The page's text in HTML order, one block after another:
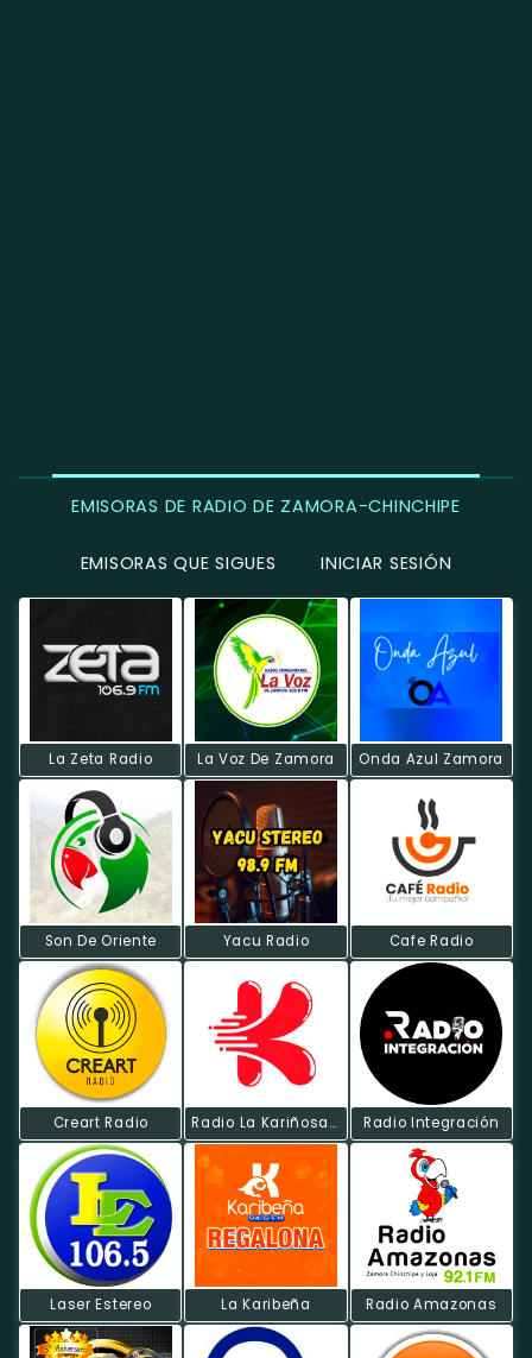
EMISORAS DE RADIO DE ZAMORA-CHINCHIPE
EMISORAS QUE SIGUES INICIAR SESIÓN
La Zeta Radio La Voz De Zamora Onda Azul Zamora
Son De Oriente Yacu Radio Cafe Radio
Creart Radio Radio La Kariñosa FM Radio Integración
Laser Estereo La Karibeña Radio Amazonas